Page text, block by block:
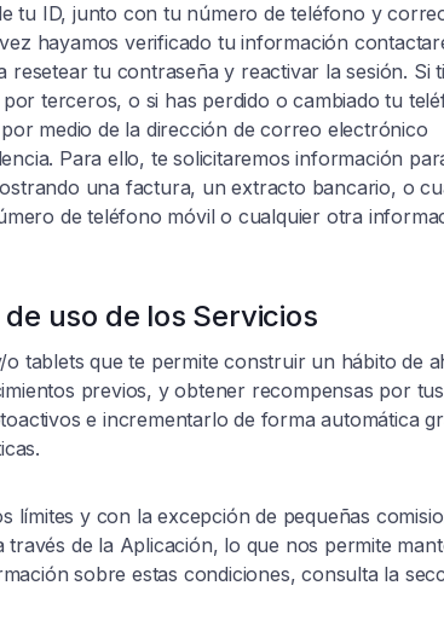
tu ID, junto con tu número de teléfono y
hayamos verificado tu información
tu contraseña y reactivar la sesión. Si
terceros, o si has perdido o cambiado tu
medio de la dirección de correo electrónico
Para ello, te solicitaremos información
una factura, un extracto bancario, o
de teléfono móvil o cualquier otra
uso de los Servicios
o tablets que te permite construir un hábito de
previos, y obtener recompensas por
e incrementarlo de forma automática
límites y con la excepción de pequeñas
de la Aplicación, lo que nos permite
sobre estas condiciones, consulta la